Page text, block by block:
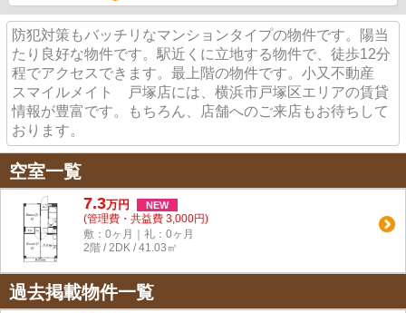
防犯対策もバッチリなマンションタイプの物件です。陽当
たり良好な物件です。駅近くに立地する物件で、徒歩12分
程でアクセスできます。最上階の物件です。小又不動産
スマイルメイト 戸塚店には、横浜市戸塚区エリアの賃貸
情報が豊富です。もちろん、店舗へのご来店もお待ちして
おります。
空室一覧
7.3万円 NEW
(管理費・共益費 3,000円)
敷：0ヶ月｜礼：0ヶ月
2階 / 2DK / 41.03㎡
過去掲載物件一覧